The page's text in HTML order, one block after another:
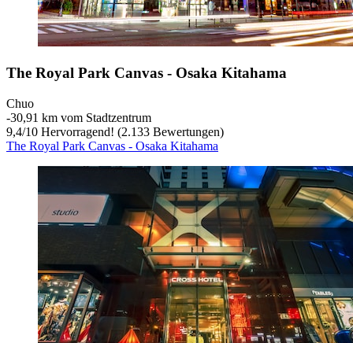
The Royal Park Canvas - Osaka Kitahama
Chuo
‐30,91 km vom Stadtzentrum
9,4/10 Hervorragend! (2.133 Bewertungen)
The Royal Park Canvas - Osaka Kitahama